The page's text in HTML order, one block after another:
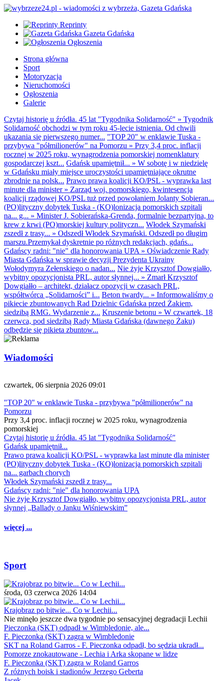
Reprinty
Gazeta Gdańska
Ogłoszenia
Strona główna
Sport
Motoryzacja
Nieruchomości
Ogłoszenia
Galerie
Czytaj historię u źródła. 45 lat "Tygodnika Solidarność" » Tygodnik
Solidarność obchodzi w tym roku 45-lecie istnienia. Od chwili
ukazania się pierwszego numer... "TOP 20" w enklawie Tuska -
przybywa "półmilionerów" na Pomorzu » Przy 3,4 proc. inflacji
rocznej w 2025 roku, wynagrodzenia pomorskiej nomenklatury
gospodarczej kszt... Gdańsk upamiętnił... » W sobotę i w niedzielę
w Gdańsku miały miejsce uroczystości upamiętniające okrutne
zbrodnie na polsk... Prawo prawa koalicji KO/PSL - wyprawka last
minute dla minister» Zarząd woj. pomorskiego, kwintesencja
koalicji rządowej KO/PSL tuż przed powołaniem Jolanty Sobieran...
(PO)lityczny dobytek Tuska - (KO)lonizacja pomorskich szpitali
na... g... » Minister J. Sobierańska-Grenda, formalnie bezpartyjna, to
krew z krwi (PO)morskiej kultury polityczn... Włodek Szymański
zszedł z trasy... » Odszedł Włodek Szymański. Odszedł po długim
marszu.Przemykał dyskretnie po różnych redakcjach, gdańs...
Gdańscy radni: "nie" dla honorowania UPA » Oświadczenie Rady
Miasta Gdańska w sprawie decyzji Prezydenta Ukrainy
Wołodymyra Zełenskiego o nadan... Nie żyje Krzysztof Dowgiałło,
wybitny opozycjonista PRL, autor słynnej... » Zmarł Krzysztof
Dowgiałło – architekt, działacz opozycji w czasach PRL,
współtwórca „Solidarności” i... Beton twardy... » Informowaliśmy o
pikiecie zbuntowanych Rad Dzielnic Gdańska przed Żakiem,
siedzibą RMG. Wydarzenie z... Kruszenie betonu » W czwartek, 18
czerwca, pod siedzibą Rady Miasta Gdańska (dawnego Żaku)
odbędzie się pikieta zbuntow...
Wiadomości
czwartek, 06 sierpnia 2026 09:01
"TOP 20" w enklawie Tuska - przybywa "półmilionerów" na
Pomorzu
Przy 3,4 proc. inflacji rocznej w 2025 roku, wynagrodzenia
pomorskiej
Czytaj historię u źródła. 45 lat "Tygodnika Solidarność"
Gdańsk upamiętnił...
Prawo prawa koalicji KO/PSL - wyprawka last minute dla minister
(PO)lityczny dobytek Tuska - (KO)lonizacja pomorskich szpitali
na... garbach chorych
Włodek Szymański zszedł z trasy...
Gdańscy radni: "nie" dla honorowania UPA
Nie żyje Krzysztof Dowgiałło, wybitny opozycjonista PRL, autor
słynnej „Ballady o Janku Wiśniewskim”
więcej ...
Sport
środa, 03 czerwca 2026 14:04
Krajobraz po bitwie... Co w Lechii...
Nie minęło jeszcze dwa tygodnie po sensacyjnej degradacji Lechii
Pieczonka (SKT) odpadł w Wimbledonie, ale...
F. Pieczonka (SKT) zagra w Wimbledonie
SKT na Roland Garros - F. Pieczonka odpadł, bo sędzia ukradł...
Pomorze znokautowane - Lechia i Arka skopane w lidze
F. Pieczonka (SKT) zagra w Roland Garros
Z różnych boisk i stadionów Jerzego Geberta